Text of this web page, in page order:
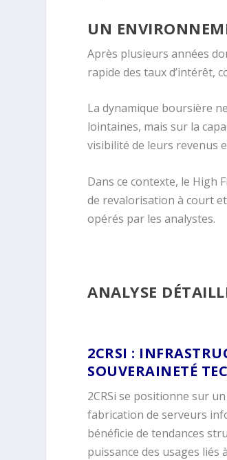
UN
Après plusieurs années
rapide des taux d’intérêt,
La dynamique boursière
lointaines, mais sur la
visibilité de leurs revenus
Dans ce contexte, le High
de revalorisation à court
opérés par les analystes.
ANALYSE
2CRSI :
SOUVERAINETÉ
2CRSi se positionne sur
fabrication de serveurs
bénéficie de tendances
puissance des usages liés